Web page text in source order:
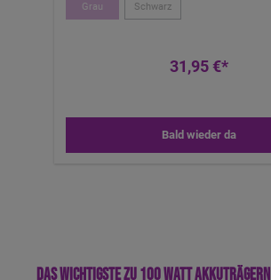
Grau Schwarz
31,95 €*
Bald wieder da
Das Wichtigste zu 100 Watt Akkuträgern